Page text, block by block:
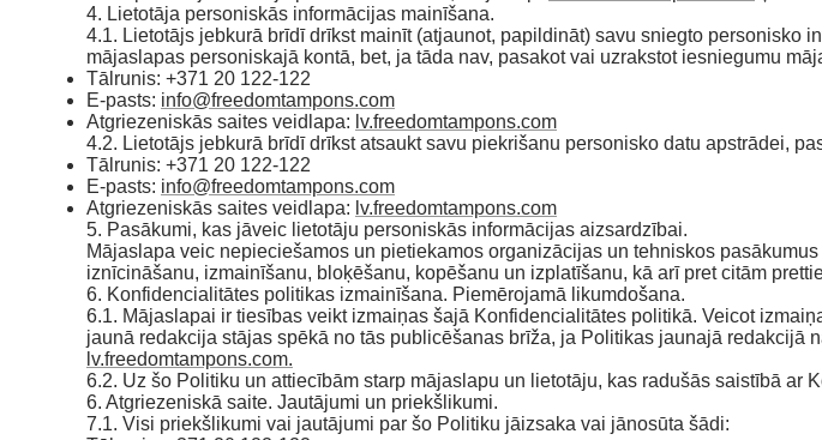
4. Lietotāja personiskās informācijas mainīšana.
4.1. Lietotājs jebkurā brīdī drīkst mainīt (atjaunot, papildināt) savu sniegto personisko
mājaslapas personiskajā kontā, bet, ja tāda nav, pasakot vai uzrakstot iesniegumu
Тālrunis: +371 20 122-122
E-pasts: info@freedomtampons.com
Atgriezeniskās saites veidlapa: lv.freedomtampons.com
4.2. Lietotājs jebkurā brīdī drīkst atsaukt savu piekrišanu personisko datu apstrādei,
Tālrunis: +371 20 122-122
E-pasts: info@freedomtampons.com
Atgriezeniskās saites veidlapa: lv.freedomtampons.com
5. Pasākumi, kas jāveic lietotāju personiskās informācijas aizsardzībai.
Mājaslapa veic nepieciešamos un pietiekamos organizācijas un tehniskos
iznīcināšanu, izmainīšanu, bloķēšanu, kopēšanu un izplatīšanu, kā arī pret citām
6. Konfidencialitātes politikas izmainīšana. Piemērojamā likumdošana.
6.1. Mājaslapai ir tiesības veikt izmaiņas šajā Konfidencialitātes politikā. Veicot
jaunā redakcija stājas spēkā no tās publicēšanas brīža, ja Politikas jaunajā redakcijā
lv.freedomtampons.com.
6.2. Uz šo Politiku un attiecībām starp mājaslapu un lietotāju, kas radušās saistībā
6. Atgriezeniskā saite. Jautājumi un priekšlikumi.
7.1. Visi priekšlikumi vai jautājumi par šo Politiku jāizsaka vai jānosūta šādi: